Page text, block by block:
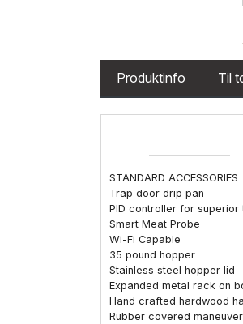
Produktinfo Til
STANDARD ACCESSORIES
Trap door drip pan
PID controller for
Smart Meat Probe
Wi-Fi Capable
35 pound hopper
Stainless steel hopper lid
Expanded metal rack on
Hand crafted hardwood
Rubber covered